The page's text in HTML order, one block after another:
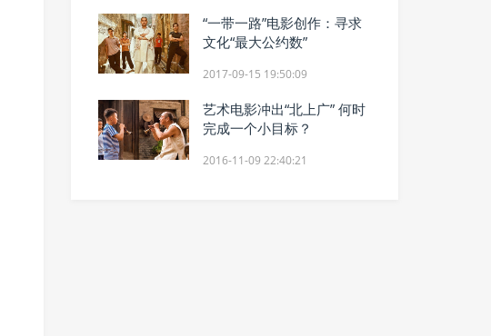
“一带一路”电影创作：寻求
文化“最大公约数”
2017-09-15 19:50:09
艺术电影冲出“北上广” 何时
完成一个小目标？
2016-11-09 22:40:21